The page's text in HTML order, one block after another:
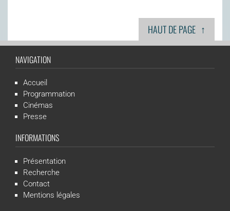
HAUT DE PAGE ↑
NAVIGATION
Accueil
Programmation
Cinémas
Presse
INFORMATIONS
Présentation
Recherche
Contact
Mentions légales